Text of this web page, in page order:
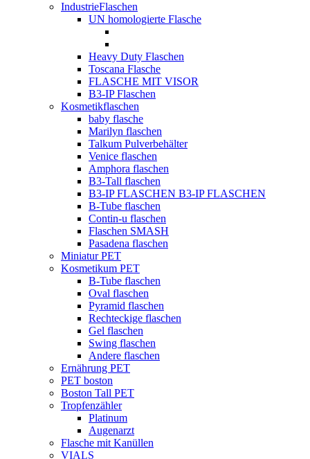
IndustrieFlaschen
UN homologierte Flasche
Heavy Duty Flaschen
Toscana Flasche
FLASCHE MIT VISOR
B3-IP Flaschen
Kosmetikflaschen
baby flasche
Marilyn flaschen
Talkum Pulverbehälter
Venice flaschen
Amphora flaschen
B3-Tall flaschen
B3-IP FLASCHEN B3-IP FLASCHEN
B-Tube flaschen
Contin-u flaschen
Flaschen SMASH
Pasadena flaschen
Miniatur PET
Kosmetikum PET
B-Tube flaschen
Oval flaschen
Pyramid flaschen
Rechteckige flaschen
Gel flaschen
Swing flaschen
Andere flaschen
Ernährung PET
PET boston
Boston Tall PET
Tropfenzähler
Platinum
Augenarzt
Flasche mit Kanüllen
VIALS